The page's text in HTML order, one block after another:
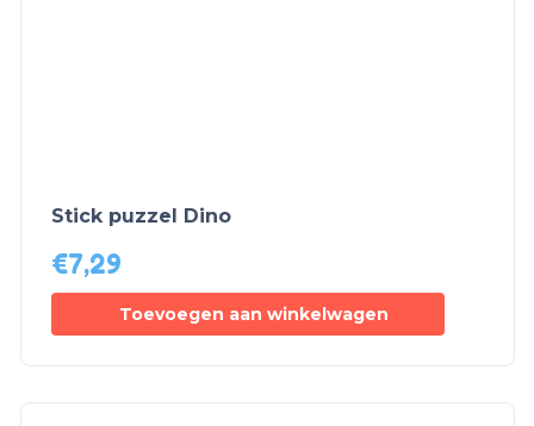
Stick puzzel Dino
€7,29
Toevoegen aan winkelwagen